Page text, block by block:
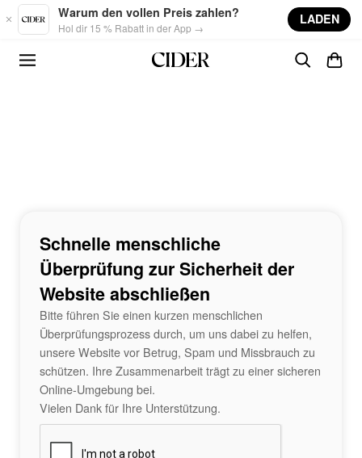
Skip to main content
Warum den vollen Preis zahlen?
Hol dir 15 % Rabatt in der App →
LADEN
Schnelle menschliche
Überprüfung zur Sicherheit der
Website abschließen
Bitte führen Sie einen kurzen menschlichen
Überprüfungsprozess durch, um uns dabei zu helfen,
unsere Website vor Betrug, Spam und Missbrauch zu
schützen. Ihre Zusammenarbeit trägt zu einer sicheren
Online-Umgebung bei.
Vielen Dank für Ihre Unterstützung.